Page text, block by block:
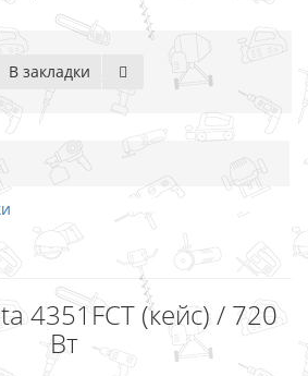
В закладки
4351FCT (кейс) / 720
Вт